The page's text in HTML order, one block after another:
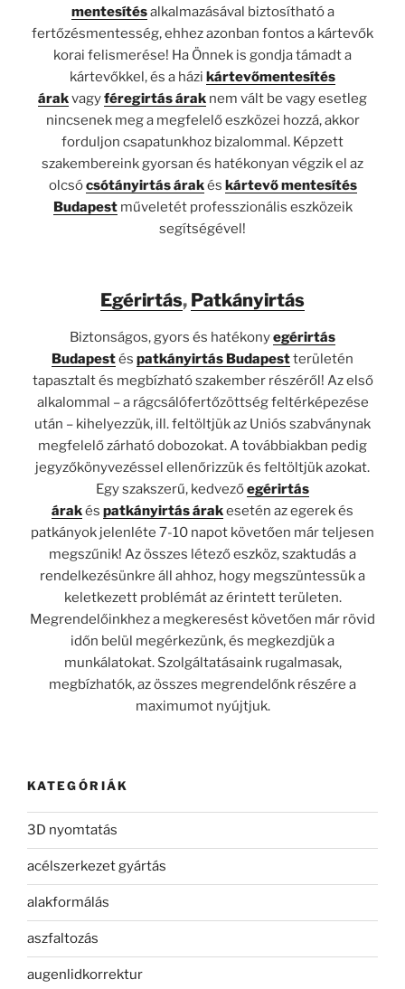
mentesítésalkalmazásával biztosítható a
fertőzésmentesség, ehhez azonban fontos a kártevők
korai felismerése! Ha Önnek is gondja támadt a
kártevőkkel, és a házi kártevőmentesítés
árakvagyféregirtás árak nem vált be vagy esetleg
nincsenek meg a megfelelő eszközei hozzá, akkor
forduljon csapatunkhoz bizalommal. Képzett
szakembereink gyorsan és hatékonyan végzik el az
olcsócsótányirtás árakés kártevő mentesítés
Budapestműveletét professzionális eszközeik
segítségével!
Egérirtás, Patkányirtás
Biztonságos, gyors és hatékonyegérirtás
Budapestés patkányirtás Budapestterületén
tapasztalt és megbízható szakember részéről! Az első
alkalommal – a rágcsálófertőzöttség feltérképezése
után – kihelyezzük, ill. feltöltjük az Uniós szabványnak
megfelelő zárható dobozokat. A továbbiakban pedig
jegyzőkönyvezéssel ellenőrizzük és feltöltjük azokat.
Egy szakszerű, kedvezőegérirtás
árakés patkányirtás árakesetén az egerek és
patkányok jelenléte 7-10 napot követően már teljesen
megszűnik! Az összes létező eszköz, szaktudás a
rendelkezésünkre áll ahhoz, hogy megszüntessük a
keletkezett problémát az érintett területen.
Megrendelőinkhez a megkeresést követően már rövid
időn belül megérkezünk, és megkezdjük a
munkálatokat. Szolgáltatásaink rugalmasak,
megbízhatók, az összes megrendelőnk részére a
maximumot nyújtjuk.
KATEGÓRIÁK
3D nyomtatás
acélszerkezet gyártás
alakformálás
aszfaltozás
augenlidkorrektur